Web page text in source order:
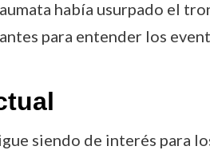
había usurpado el
para entender los
siendo de interés para